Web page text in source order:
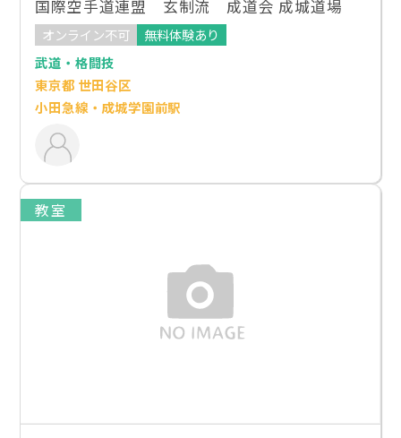
国際空手道連盟 玄制流 成道会 成城道場
オンライン不可
無料体験あり
武道・格闘技
東京都 世田谷区
小田急線・成城学園前駅
教室